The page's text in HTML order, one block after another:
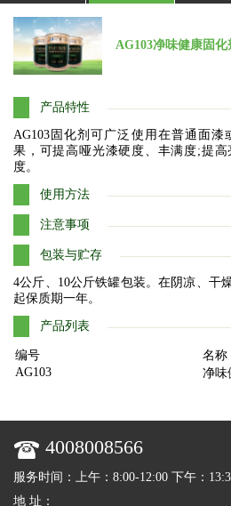
AG103净味健康固化
产品特性
AG103固化剂可广泛使用在普通面
果，可提高哑光漆硬度、丰满度;提高
度。
使用方法
注意事项
包装与贮存
4公斤、10公斤铁罐包装。在阴凉、干
起保质期一年。
产品列表
编号
名称
AG103
净味
4008008566
服务时间：上午：8:00-12:00 下午：
地 址：